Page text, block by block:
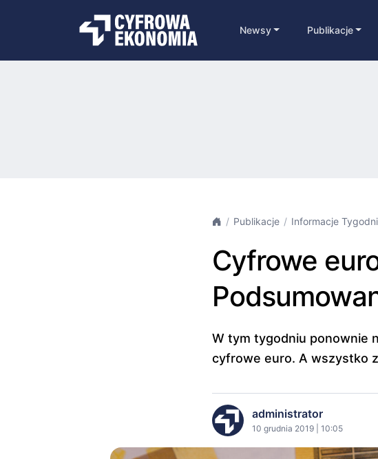
Newsy Publikacje
Publikacje Informacje
Cyfrowe
W tym tygodniu ponownie
cyfrowe euro. A wszystko
administrator
10 grudnia 2019 | 10:05